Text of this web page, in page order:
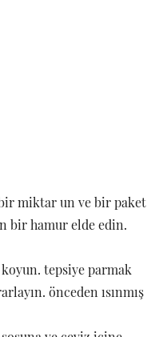
bir miktar un ve bir paket
bir hamur elde edin.
tepsiye parmak
önceden ısınmış